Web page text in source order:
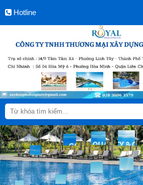
Hotline